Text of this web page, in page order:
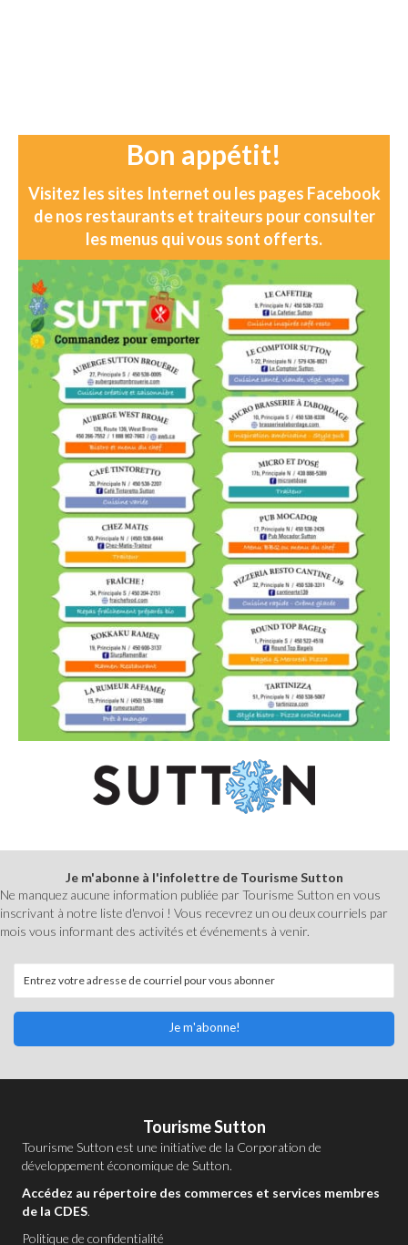
Bon appétit!
Visitez les sites Internet ou les pages Facebook
de nos restaurants et traiteurs pour consulter
les menus qui vous sont offerts.
Je m'abonne à l'infolettre de Tourisme Sutton
Ne manquez aucune information publiée par Tourisme Sutton en vous
inscrivant à notre liste d'envoi ! Vous recevrez un ou deux courriels par
mois vous informant des activités et événements à venir.
Je m'abonne!
Tourisme Sutton
Tourisme Sutton est une initiative de la Corporation de
développement économique de Sutton.
Accédez au répertoire des commerces et services membres
de la CDES.
Politique de confidentialité